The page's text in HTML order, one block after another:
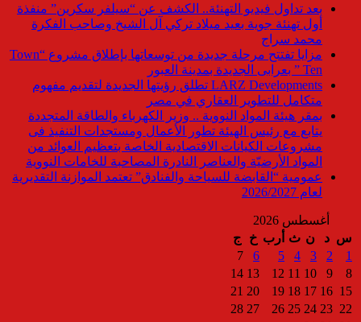
بعد تداول فيديو التهنئة.. الكشف عن “سيلفر سكرين” منفذة
أول تهنئة جوية بعيد ميلاد تركي آل الشيخ وصاحب الفكرة
محمد سراج
مزايا تفتتح مرحلة جديدة من توسعاتها بإطلاق مشروع “Town
Ten ” بعرابى الجديدة بمدينة العبور
LARZ Developments تطلق رؤيتها الجديدة لتقديم مفهوم
متكامل للتطوير العقاري في مصر
بمقر هيئة المواد النووية .. وزير الكهرباء والطاقة المتجددة
يتابع مع رئيس الهيئة تطور الأعمال ومستجدات التنفيذ فى
مشروعات الكيانات الاقتصادية الخاصة بتعظيم العوائد من
المواد الأرضيّة والعناصر النادرة المصاحبة للخامات النووية
عمومية “القابضة للسياحة والفنادق” تعتمد الموازنة التقديرية
لعام 2026/2027
أغسطس 2026
س د ن ث أرب خ
ج
1
2
3
4
5
6
7
8
9
10
11
12
13
14
15
16
17
18
19
20
21
22
23
24
25
26
27
28